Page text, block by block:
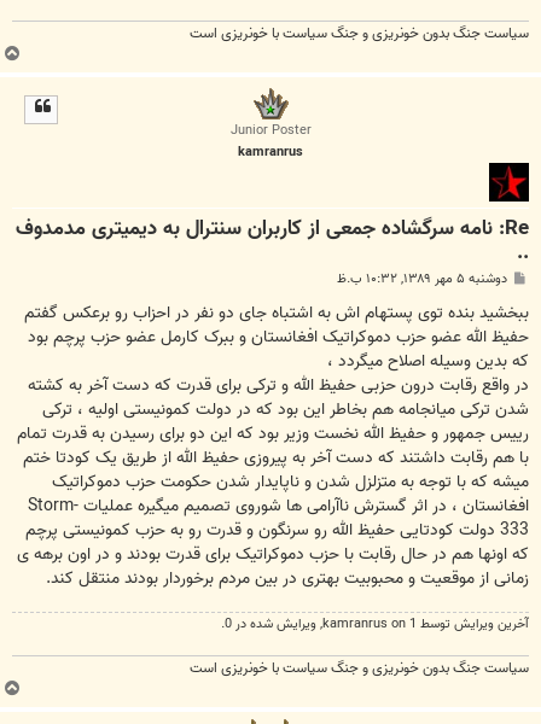
سیاست جنگ بدون خونریزی و جنگ سیاست با خونریزی است
ب
ا
Junior Poster
kamranrus
Re: نامه سرگشاده جمعی از کاربران سنترال به دیمیتری مدمدوف
..
پ
ت
دوشنبه ۵ مهر ۱۳۸۹, ۱۰:۳۲ ب.ظ
ببخشید بنده توی پستهام اش به اشتباه جای دو نفر در احزاب رو برعکس گفتم
حفیظ الله عضو حزب دموکراتیک افغانستان و ببرک کارمل عضو حزب پرچم بود
که بدین وسیله اصلاح میگردد ،
در واقع رقابت درون حزبی حفیظ الله و ترکی برای قدرت که دست آخر به کشته
شدن ترکی میانجامه هم بخاطر این بود که در دولت کمونیستی اولیه ، ترکی
رییس جمهور و حفیظ الله نخست وزیر بود که این دو برای رسیدن به قدرت تمام
با هم رقابت داشتند که دست آخر به پیروزی حفیظ الله از طریق یک کودتا ختم
میشه که با توجه به متزلزل شدن و ناپایدار شدن حکومت حزب دموکراتیک
افغانستان ، در اثر گسترش ناآرامی ها شوروی تصمیم میگیره عملیات Storm-
333 دولت کودتایی حفیظ الله رو سرنگون و قدرت رو به حزب کمونیستی پرچم
که اونها هم در حال رقابت با حزب دموکراتیک برای قدرت بودند و در اون برهه ی
زمانی از موقعیت و محبوبیت بهتری در بین مردم برخوردار بودند منتقل کند.
آخرین ويرايش توسط 1 on kamranrus, ويرايش شده در 0.
سیاست جنگ بدون خونریزی و جنگ سیاست با خونریزی است
ب
ا